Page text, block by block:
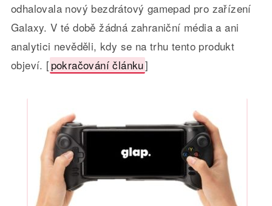
odhalovala nový bezdrátový gamepad pro zařízení
Galaxy. V té době žádná zahraniční média a ani
analytici nevěděli, kdy se na trhu tento produkt
objeví. [pokračování článku]